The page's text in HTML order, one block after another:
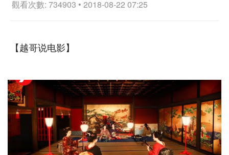
觀看次數: 734903 • 2018-08-22 07:25
【越哥说电影】